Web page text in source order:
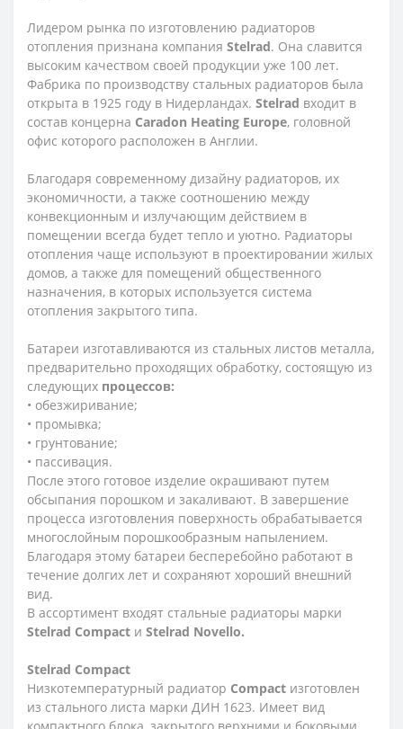
Лидером рынка по изготовлению радиаторов
отопления признана компания Stelrad. Она славится
высоким качеством своей продукции уже 100 лет.
Фабрика по производству стальных радиаторов была
открыта в 1925 году в Нидерландах. Stelrad входит в
состав концерна Caradon Heating Europe, головной
офис которого расположен в Англии.
Благодаря современному дизайну радиаторов, их
экономичности, а также соотношению между
конвекционным и излучающим действием в
помещении всегда будет тепло и уютно. Радиаторы
отопления чаще используют в проектировании жилых
домов, а также для помещений общественного
назначения, в которых используется система
отопления закрытого типа.
Батареи изготавливаются из стальных листов металла,
предварительно проходящих обработку, состоящую из
следующих процессов:
• обезжиривание;
• промывка;
• грунтование;
• пассивация.
После этого готовое изделие окрашивают путем
обсыпания порошком и закаливают. В завершение
процесса изготовления поверхность обрабатывается
многослойным порошкообразным напылением.
Благодаря этому батареи бесперебойно работают в
течение долгих лет и сохраняют хороший внешний
вид.
В ассортимент входят стальные радиаторы марки
Stelrad Compact и Stelrad Novello.
Stelrad Compact
Низкотемпературный радиатор Compact изготовлен
из стального листа марки ДИН 1623. Имеет вид